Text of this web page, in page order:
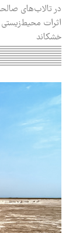
در تالاب‌های
اثرات
خشکاند